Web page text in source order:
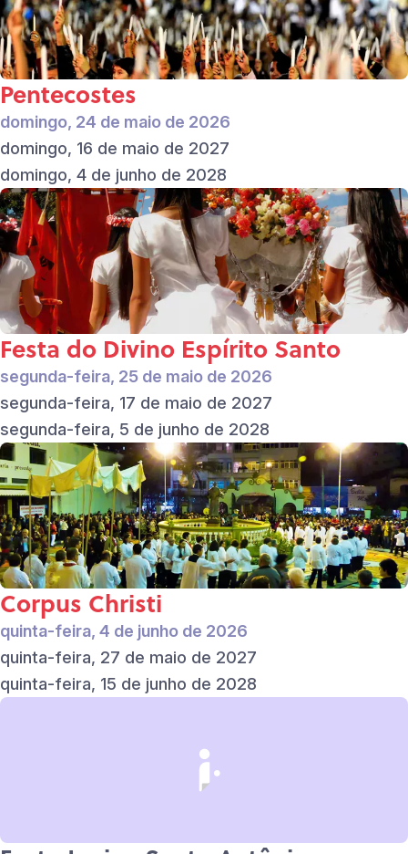
Pentecostes
domingo, 24 de maio de 2026
domingo, 16 de maio de 2027
domingo, 4 de junho de 2028
Festa do Divino Espírito Santo
segunda-feira, 25 de maio de 2026
segunda-feira, 17 de maio de 2027
segunda-feira, 5 de junho de 2028
Corpus Christi
quinta-feira, 4 de junho de 2026
quinta-feira, 27 de maio de 2027
quinta-feira, 15 de junho de 2028